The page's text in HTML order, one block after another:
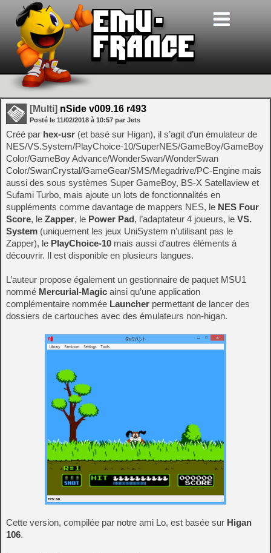
[Multi] nSide v009.16 r493
Posté le 11/02/2018 à 10:57 par Jets
Créé par hex-usr (et basé sur Higan), il s’agit d’un émulateur de
NES/VS.System/PlayChoice-10/SuperNES/GameBoy/GameBoy
Color/GameBoy Advance/WonderSwan/WonderSwan
Color/SwanCrystal/GameGear/SMS/Megadrive/PC-Engine mais
aussi des sous systèmes Super GameBoy, BS-X Satellaview et
Sufami Turbo, mais ajoute un lots de fonctionnalités en
suppléments comme davantage de mappers NES, le NES Four
Score, le Zapper, le Power Pad, l’adaptateur 4 joueurs, le VS.
System (uniquement les jeux UniSystem n’utilisant pas le
Zapper), le PlayChoice-10 mais aussi d’autres éléments à
découvrir. Il est disponible en plusieurs langues.
L’auteur propose également un gestionnaire de paquet MSU1
nommé Mercurial-Magic ainsi qu’une application
complémentaire nommée Launcher permettant de lancer des
dossiers de cartouches avec des émulateurs non-higan.
Cette version, compilée par notre ami Lo, est basée sur Higan
106.